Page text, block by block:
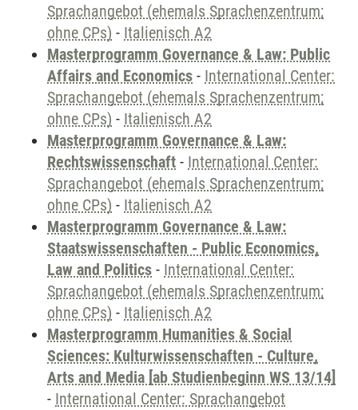
Sprachangebot (ehemals Sprachenzentrum;
ohne CPs) - Italienisch A2
Masterprogramm Governance & Law: Public
Affairs and Economics - International Center:
Sprachangebot (ehemals Sprachenzentrum;
ohne CPs) - Italienisch A2
Masterprogramm Governance & Law:
Rechtswissenschaft - International Center:
Sprachangebot (ehemals Sprachenzentrum;
ohne CPs) - Italienisch A2
Masterprogramm Governance & Law:
Staatswissenschaften - Public Economics,
Law and Politics - International Center:
Sprachangebot (ehemals Sprachenzentrum;
ohne CPs) - Italienisch A2
Masterprogramm Humanities & Social
Sciences: Kulturwissenschaften - Culture,
Arts and Media [ab Studienbeginn WS 13/14]
- International Center: Sprachangebot